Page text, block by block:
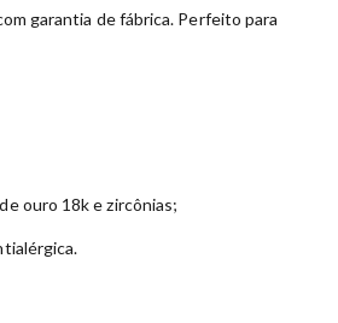
garantia de fábrica. Perfeito para
ouro 18k e zircônias;